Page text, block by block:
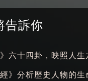
告訴你
》六十四卦，映照人
》分析歷史人物的生